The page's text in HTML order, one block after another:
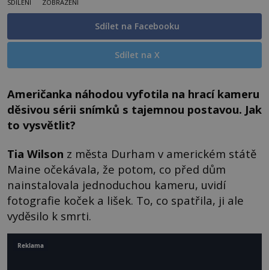
SDÍLENÍ ZOBRAZENÍ
Sdílet na Facebooku
Sdílet na X
Američanka náhodou vyfotila na hrací kameru
děsivou sérii snímků s tajemnou postavou. Jak
to vysvětlit?
Tia Wilson z města Durham v americkém státě
Maine očekávala, že potom, co před dům
nainstalovala jednoduchou kameru, uvidí
fotografie koček a lišek. To, co spatřila, ji ale
vyděsilo k smrti.
Reklama